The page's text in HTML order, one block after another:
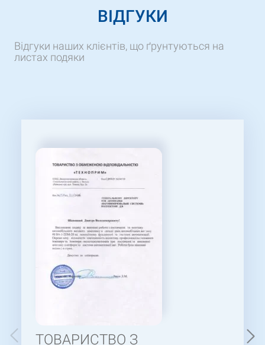
ВІДГУКИ
Відгуки наших клієнтів, що ґрунтуються на
листах подяки
ТОВАРИСТВО З